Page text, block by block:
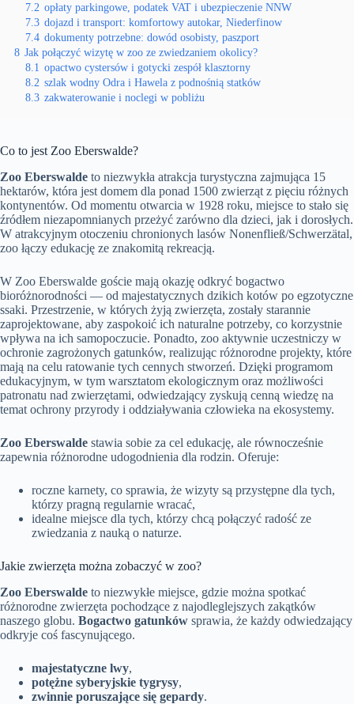
7.2 opłaty parkingowe, podatek VAT i ubezpieczenie NNW
7.3 dojazd i transport: komfortowy autokar, Niederfinow
7.4 dokumenty potrzebne: dowód osobisty, paszport
8 Jak połączyć wizytę w zoo ze zwiedzaniem okolicy?
8.1 opactwo cystersów i gotycki zespół klasztorny
8.2 szlak wodny Odra i Hawela z podnośnią statków
8.3 zakwaterowanie i noclegi w pobliżu
Co to jest Zoo Eberswalde?
Zoo Eberswalde to niezwykła atrakcja turystyczna zajmująca 15
hektarów, która jest domem dla ponad 1500 zwierząt z pięciu różnych
kontynentów. Od momentu otwarcia w 1928 roku, miejsce to stało się
źródłem niezapomnianych przeżyć zarówno dla dzieci, jak i dorosłych.
W atrakcyjnym otoczeniu chronionych lasów Nonenfließ/Schwerzätal,
zoo łączy edukację ze znakomitą rekreacją.
W Zoo Eberswalde goście mają okazję odkryć bogactwo
bioróżnorodności — od majestatycznych dzikich kotów po egzotyczne
ssaki. Przestrzenie, w których żyją zwierzęta, zostały starannie
zaprojektowane, aby zaspokoić ich naturalne potrzeby, co korzystnie
wpływa na ich samopoczucie. Ponadto, zoo aktywnie uczestniczy w
ochronie zagrożonych gatunków, realizując różnorodne projekty, które
mają na celu ratowanie tych cennych stworzeń. Dzięki programom
edukacyjnym, w tym warsztatom ekologicznym oraz możliwości
patronatu nad zwierzętami, odwiedzający zyskują cenną wiedzę na
temat ochrony przyrody i oddziaływania człowieka na ekosystemy.
Zoo Eberswalde stawia sobie za cel edukację, ale równocześnie
zapewnia różnorodne udogodnienia dla rodzin. Oferuje:
roczne karnety, co sprawia, że wizyty są przystępne dla tych,
którzy pragną regularnie wracać,
idealne miejsce dla tych, którzy chcą połączyć radość ze
zwiedzania z nauką o naturze.
Jakie zwierzęta można zobaczyć w zoo?
Zoo Eberswalde to niezwykłe miejsce, gdzie można spotkać
różnorodne zwierzęta pochodzące z najodleglejszych zakątków
naszego globu. Bogactwo gatunków sprawia, że każdy odwiedzający
odkryje coś fascynującego.
majestatyczne lwy,
potężne syberyjskie tygrysy,
zwinnie poruszające się gepardy.